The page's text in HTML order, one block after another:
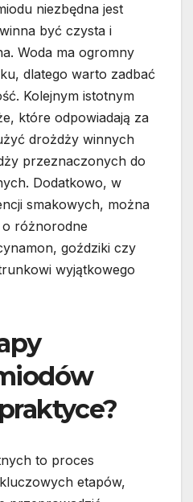
niezbędna jest
być czysta i
Woda ma ogromny
dlatego warto zadbać
Kolejnym istotnym
które odpowiadają za
drożdży winnych
przeznaczonych do
Dodatkowo, w
smakowych, można
różnorodne
goździki czy
wyjątkowego
to proces
etapów,